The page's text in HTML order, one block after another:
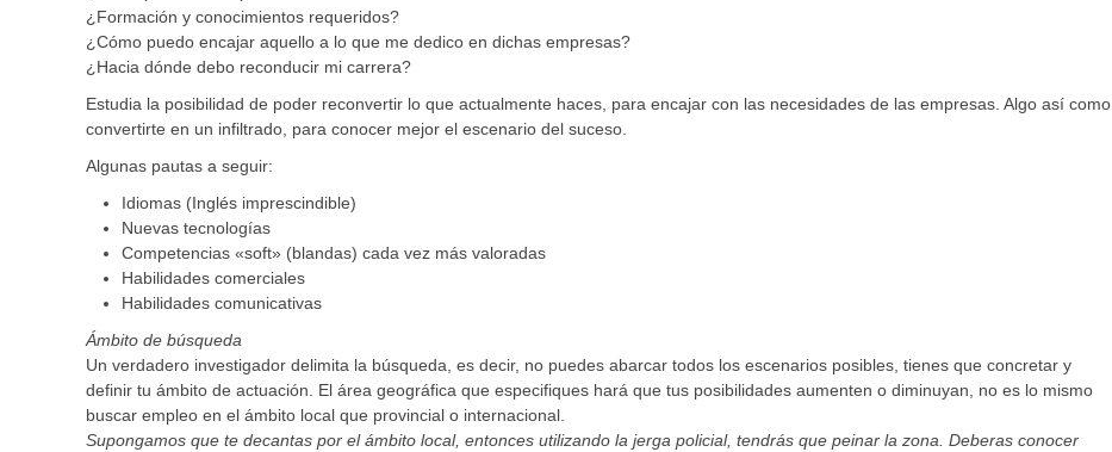
¿Formación y conocimientos requeridos?
¿Cómo puedo encajar aquello a lo que me dedico en dichas empresas?
¿Hacia dónde debo reconducir mi carrera?
Estudia la posibilidad de poder reconvertir lo que actualmente haces, para encajar con las necesidades de las empresas. Algo así como
convertirte en un infiltrado, para conocer mejor el escenario del suceso.
Algunas pautas a seguir:
Idiomas (Inglés imprescindible)
Nuevas tecnologías
Competencias «soft» (blandas) cada vez más valoradas
Habilidades comerciales
Habilidades comunicativas
Ámbito de búsqueda
Un verdadero investigador delimita la búsqueda, es decir, no puedes abarcar todos los escenarios posibles, tienes que concretar y
definir tu ámbito de actuación. El área geográfica que especifiques hará que tus posibilidades aumenten o diminuyan, no es lo mismo
buscar empleo en el ámbito local que provincial o internacional.
Supongamos que te decantas por el ámbito local, entonces utilizando la jerga policial, tendrás que peinar la zona. Deberas conocer